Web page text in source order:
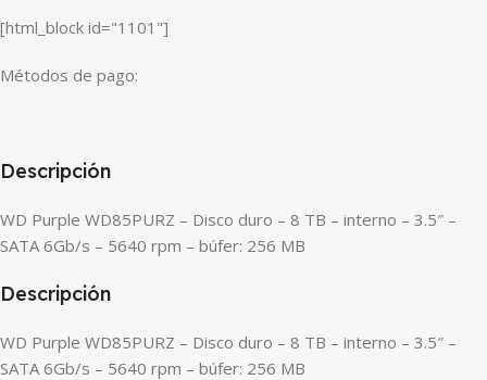
[html_block id="1101"]
Métodos de pago:
Descripción
WD Purple WD85PURZ – Disco duro – 8 TB – interno – 3.5″ –
SATA 6Gb/s – 5640 rpm – búfer: 256 MB
Descripción
WD Purple WD85PURZ – Disco duro – 8 TB – interno – 3.5″ –
SATA 6Gb/s – 5640 rpm – búfer: 256 MB